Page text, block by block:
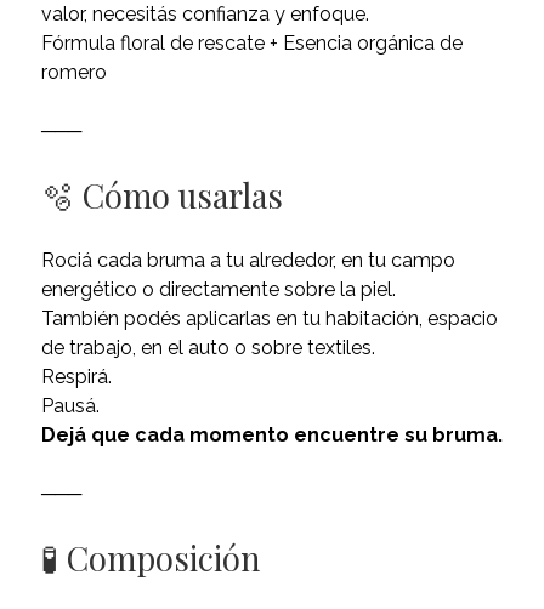
valor, necesitás confianza y enfoque.
Fórmula floral de rescate + Esencia orgánica de
romero
───
🫧 Cómo usarlas
Rociá cada bruma a tu alrededor, en tu campo
energético o directamente sobre la piel.
También podés aplicarlas en tu habitación, espacio
de trabajo, en el auto o sobre textiles.
Respirá.
Pausá.
Dejá que cada momento encuentre su bruma.
───
🧪 Composición